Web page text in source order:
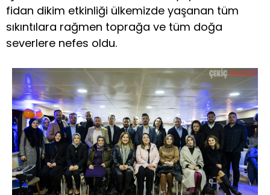
fidan dikim etkinliği ülkemizde yaşanan tüm
sıkıntılara rağmen toprağa ve tüm doğa
severlere nefes oldu.